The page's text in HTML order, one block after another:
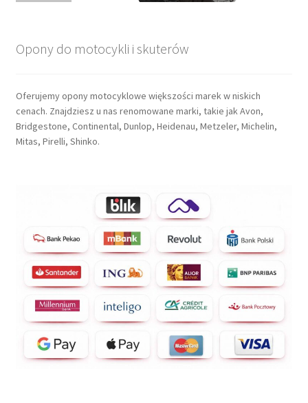
Opony do motocykli i skuterów
Oferujemy opony motocyklowe większości marek w niskich
cenach. Znajdziesz u nas renomowane marki, takie jak Avon,
Bridgestone, Continental, Dunlop, Heidenau, Metzeler, Michelin,
Mitas, Pirelli, Shinko.